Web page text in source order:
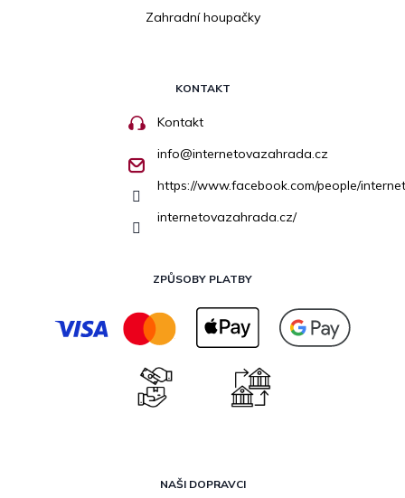
Zahradní houpačky
KONTAKT
Kontakt
info@internetovazahrada.cz
https://www.facebook.com/people/
internetovazahrada.cz/
ZPŮSOBY PLATBY
NAŠI DOPRAVCI